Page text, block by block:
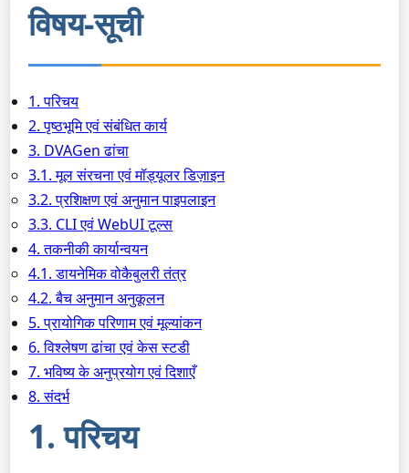
विषय-सूची
1. परिचय
2. पृष्ठभूमि एवं संबंधित कार्य
3. DVAGen ढांचा
3.1. मूल संरचना एवं मॉड्यूलर डिज़ाइन
3.2. प्रशिक्षण एवं अनुमान पाइपलाइन
3.3. CLI एवं WebUI टूल्स
4. तकनीकी कार्यान्वयन
4.1. डायनेमिक वोकैबुलरी तंत्र
4.2. बैच अनुमान अनुकूलन
5. प्रायोगिक परिणाम एवं मूल्यांकन
6. विश्लेषण ढांचा एवं केस स्टडी
7. भविष्य के अनुप्रयोग एवं दिशाएँ
8. संदर्भ
1. परिचय